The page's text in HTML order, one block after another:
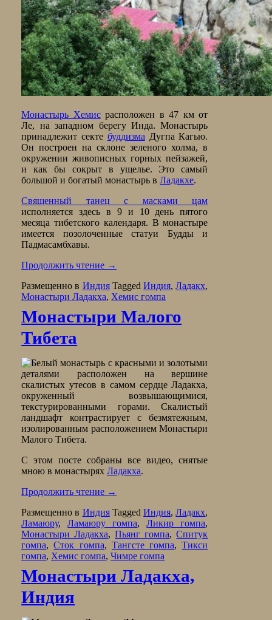
Монастырь Хемисрасположен в 47 км от
Ле, на западном берегу Инда. Монастырь
принадлежит секте буддизма Дугпа Кагью.
Он построен на склоне зеленого холма, в
окружении живописных горных пейзажей,
и как бы сокрыт в ущелье. Это самый
большой и богатый монастырь вЛадакхе.
Священный танец с масками цам
исполняется здесь в 9 и 10 день пятого
месяца тибетского календаря. В монастыре
имеется позолоченные статуи Будды и
Падмасамбхавы.
Продолжить чтение →
Размещенно в Индия TaggedИндия,Ладакх,
Монастыри Ладакха, Хемис гомпа
Монастыри Малого
Тибета
С этом посте собраны все видео, снятые
мною в монастыряхЛадакха.
Продолжить чтение →
Размещенно в Индия TaggedИндия,Ладакх,
Ламаюру,Ламаюру гомпа,Ликир гомпа,
Монастыри Ладакха,Пьянг гомпа,Спитук
гомпа,Сток гомпа, Тангсте гомпа,Тикси
гомпа, Хемис гомпа,Чимре гомпа
Монастыри Ладакха,
Индия